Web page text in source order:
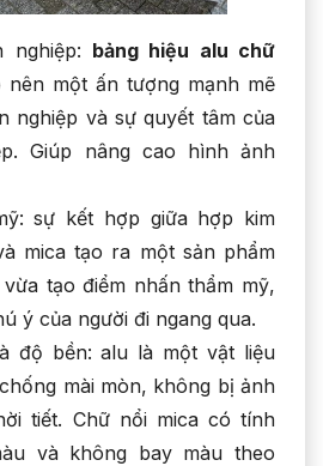
nghiệp: bảng hiệu alu chữ
nên một ấn tượng mạnh mẽ
nghiệp và sự quyết tâm của
Giúp nâng cao hình ảnh
sự kết hợp giữa hợp kim
mica tạo ra một sản phẩm
tạo điểm nhấn thẩm mỹ,
ý của người đi ngang qua.
độ bền: alu là một vật liệu
mài mòn, không bị ảnh
tiết. Chữ nổi mica có tính
và không bay màu theo